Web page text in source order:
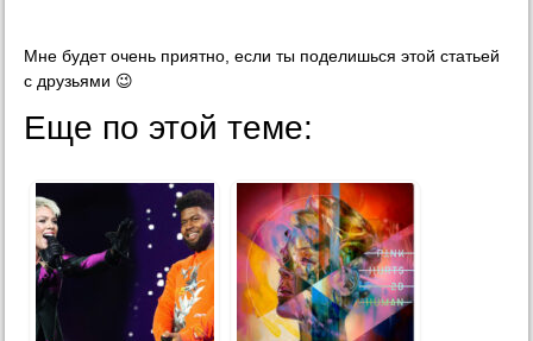
Мне будет очень приятно, если ты поделишься этой статьей
с друзьями 😉
Еще по этой теме: